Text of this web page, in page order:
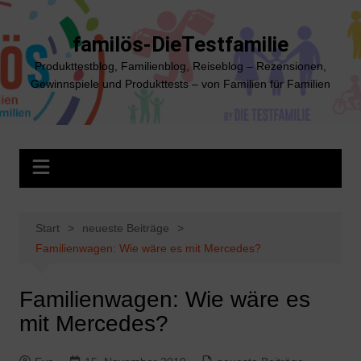
Zum
springen
familös-DieTestfamilie
Produkttestblog, Familienblog, Reiseblog – Rezensionen,
Gewinnspiele und Produkttests – von Familien für Familien
Start
neueste Beiträge
Familienwagen: Wie wäre es mit Mercedes?
Familienwagen: Wie wäre es
mit Mercedes?